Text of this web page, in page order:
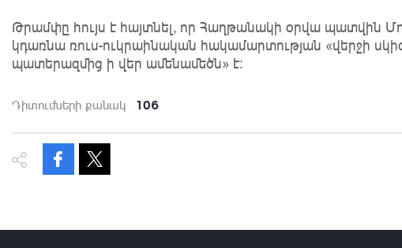
Թրամփը հույս է հայտնել, որ Հաղթանակի օրվա պատվին
կդառնա ռուս-ուկրաինական հակամարտության «վերջի
պատերազմից ի վեր ամենամեծն» է։
Դիտումների քանակ 106